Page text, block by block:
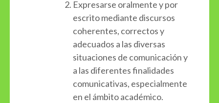
Expresarse oralmente y por
escrito mediante discursos
coherentes, correctos y
adecuados a las diversas
situaciones de comunicación y
a las diferentes finalidades
comunicativas, especialmente
en el ámbito académico.